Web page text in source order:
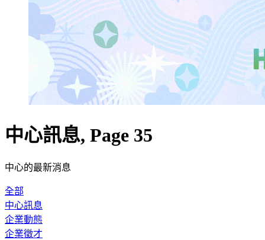
中心訊息, Page 35
中心的最新消息
全部
中心訊息
企業動態
企業徵才